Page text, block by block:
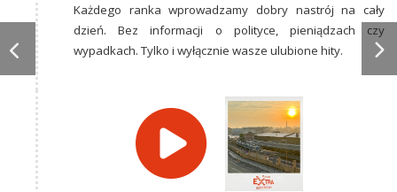
Każdego ranka wprowadzamy dobry nastrój na cały
dzień. Bez informacji o polityce, pieniądzach czy
wypadkach. Tylko i wyłącznie wasze ulubione hity.